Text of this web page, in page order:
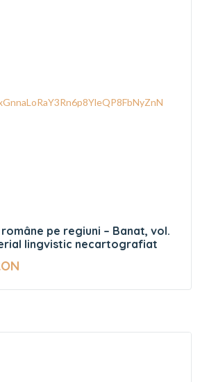
pe regiuni – Banat, vol.
lingvistic necartografiat